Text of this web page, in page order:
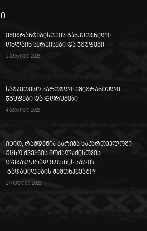
ემიგრანტებისთვის განკუთვნილი
ონლაინ სერვისები და ჯგუფები
3 აპრილი 2026
საუკეთესო ქართული ემიგრანტული
ჯგუფები და ფორუმები
4 აპრილი 2026
იცით, რამდენია ჯარიმა საქართველოში
უცხო ქვეყნის მოქალაქისთვის
ლეგალურად ყოფნის ვადის
გადაცილების შემთხვევაში?
21 ივლისი 2025